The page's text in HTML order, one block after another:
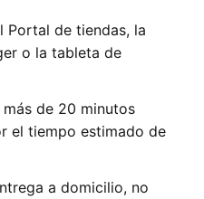
Portal de tiendas, la
o la tableta de
de 20 minutos
el tiempo estimado de
a domicilio, no